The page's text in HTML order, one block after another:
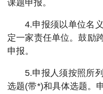
课题申报。
4.申报须以单位名
定一家责任单位。鼓励
申报。
5.申报人须按照所
选题(带*)和具体选题。